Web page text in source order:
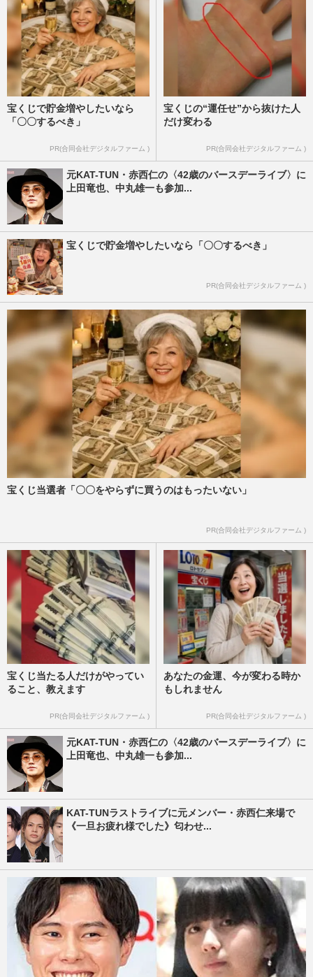
宝くじで貯金増やしたいなら
「〇〇するべき」
PR(合同会社デジタルファーム )
宝くじの“運任せ”から抜けた人
だけ変わる
PR(合同会社デジタルファーム )
元KAT-TUN・赤西仁の〈42歳のバースデーライブ〉に
上田竜也、中丸雄一も参加...
宝くじで貯金増やしたいなら「〇〇するべき」
PR(合同会社デジタルファーム )
宝くじ当選者「〇〇をやらずに買うのはもったいない」
PR(合同会社デジタルファーム )
宝くじ当たる人だけがやってい
ること、教えます
PR(合同会社デジタルファーム )
あなたの金運、今が変わる時か
もしれません
PR(合同会社デジタルファーム )
元KAT-TUN・赤西仁の〈42歳のバースデーライブ〉に
上田竜也、中丸雄一も参加...
KAT-TUNラストライブに元メンバー・赤西仁来場で
《一旦お疲れ様でした》匂わせ...